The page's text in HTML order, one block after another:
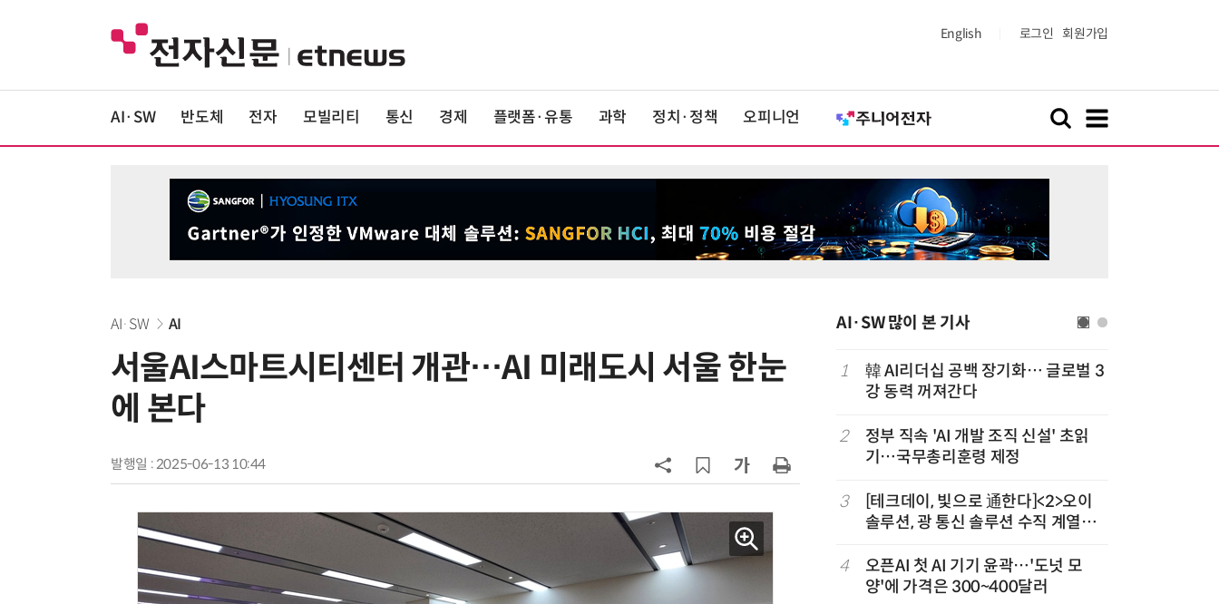
English 로그인 회원가입
AI·SW 반도체 전자 모빌리티 통신 경제 플랫폼·유통 과학 정치·정책 오피니언
AI·SW AI
서울AI스마트시티센터 개관…AI 미래도시 서울 한눈
에 본다
발행일 : 2025-06-13 10:44
AI·SW 많이 본 기사
6
美 행정부, AI 모델 '해킹 등 사이버
서 젠슨 황 재회동
선…'NHN 팩토리X' 가보니
국산 CSP사 '마켓플레이스' 커졌
다…5개사 등록 솔루션 1439개
1
韓 AI리더십 공백 장기화… 글로벌 3
강 동력 꺼져간다
2
정부 직속 'AI 개발 조직 신설' 초읽
기…국무총리훈령 제정
3
[테크데이, 빛으로 通한다]<2>오이
솔루션, 광 통신 솔루션 수직 계열
략'
4
오픈AI 첫 AI 기기 윤곽…'도넛 모
양'에 가격은 300~400달러